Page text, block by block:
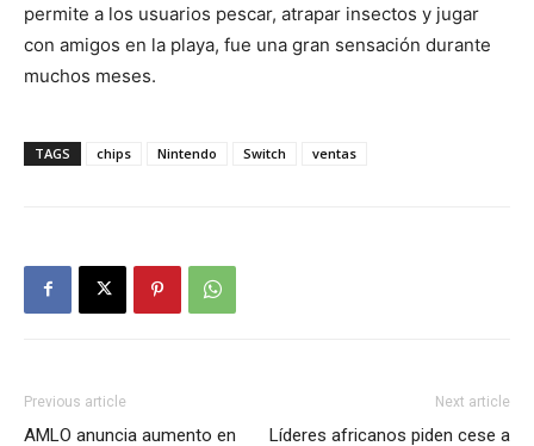
permite a los usuarios pescar, atrapar insectos y jugar
con amigos en la playa, fue una gran sensación durante
muchos meses.
TAGS chips Nintendo Switch ventas
Previous article
AMLO anuncia aumento en
Next article
Líderes africanos piden cese a